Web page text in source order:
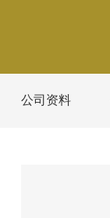
公司资料